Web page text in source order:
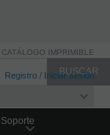
Registro / Iniciar sesión
CATÁLOGO IMPRIMIBLE
Soporte